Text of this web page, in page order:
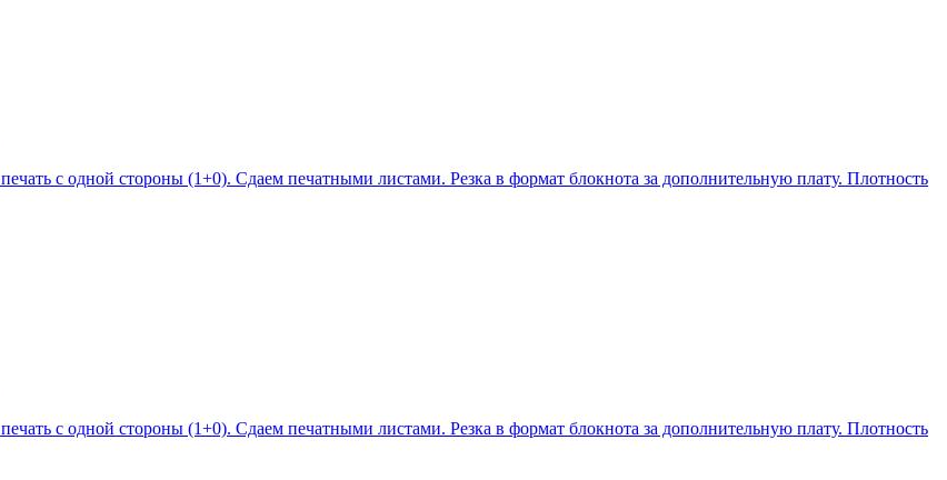
с одной стороны (1+0). Сдаем печатными листами. Резка в формат блокнота за дополнительную плату. Плотность
с одной стороны (1+0). Сдаем печатными листами. Резка в формат блокнота за дополнительную плату. Плотность